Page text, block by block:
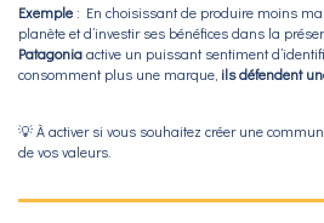
Exemple: En choisissant de produire moins
planète et d’investir ses bénéfices dans la
Patagoniaactive un puissant sentiment
consomment plus une marque, ils défendent
💡À activer si vous souhaitez créer une
de vos valeurs.